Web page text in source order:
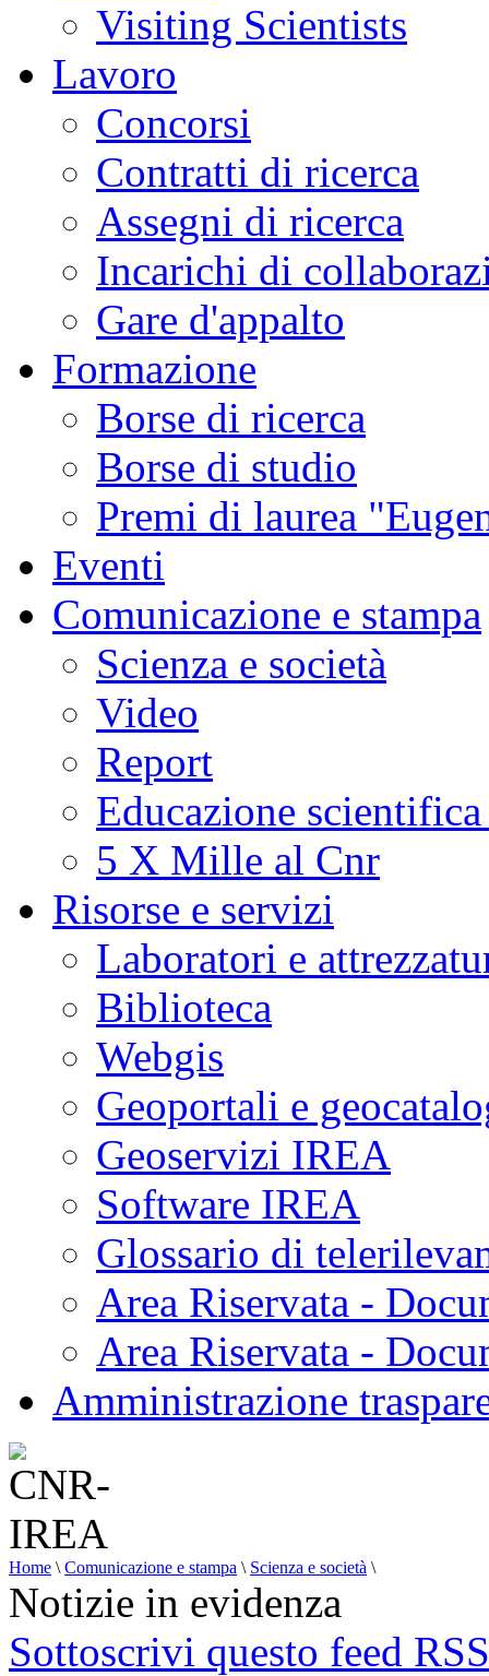
Visiting Scientists
Lavoro
Concorsi
Contratti di ricerca
Assegni di ricerca
Incarichi di
Gare d'appalto
Formazione
Borse di ricerca
Borse di studio
Premi di laurea
Eventi
Comunicazione e stampa
Scienza e società
Video
Report
Educazione
5 X Mille al Cnr
Risorse e servizi
Laboratori e
Biblioteca
Webgis
Geoportali e
Geoservizi IREA
Software IREA
Glossario di
Area Riservata -
Area Riservata -
Amministrazione
Home \ Comunicazione e stampa \ Scienza e società \
Notizie in evidenza
Sottoscrivi questo feed RSS